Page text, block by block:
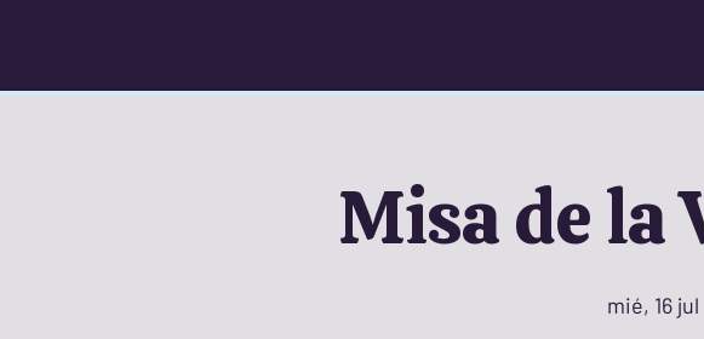
Misa de la
mié, 16 jul